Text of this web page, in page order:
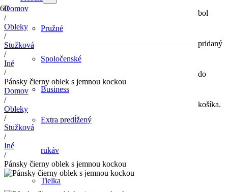
Pružné
Spoločenské
Business
Extra predĺžený
rukáv
Tielka
bol
pridaný
do
košíka.
Domov
/
Obleky
/
Stužková
/
Iné
/
Pánsky čierny oblek s jemnou kockou
Domov
/
Obleky
/
Stužková
/
Iné
/
Pánsky čierny oblek s jemnou kockou